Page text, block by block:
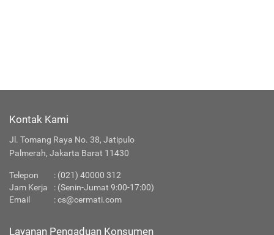
Kontak Kami
Jl. Tomang Raya No. 38, Jatipulo
Palmerah, Jakarta Barat 11430
Telepon : (021) 40000 312
Jam Kerja
: (Senin-Jumat 9:00-17:00)
Email
:cs@cermati.com
Layanan Pengaduan Konsumen